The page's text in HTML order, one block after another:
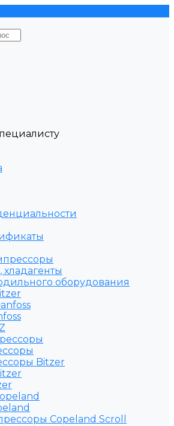
оборудования
Bitzer
Copeland Scroll